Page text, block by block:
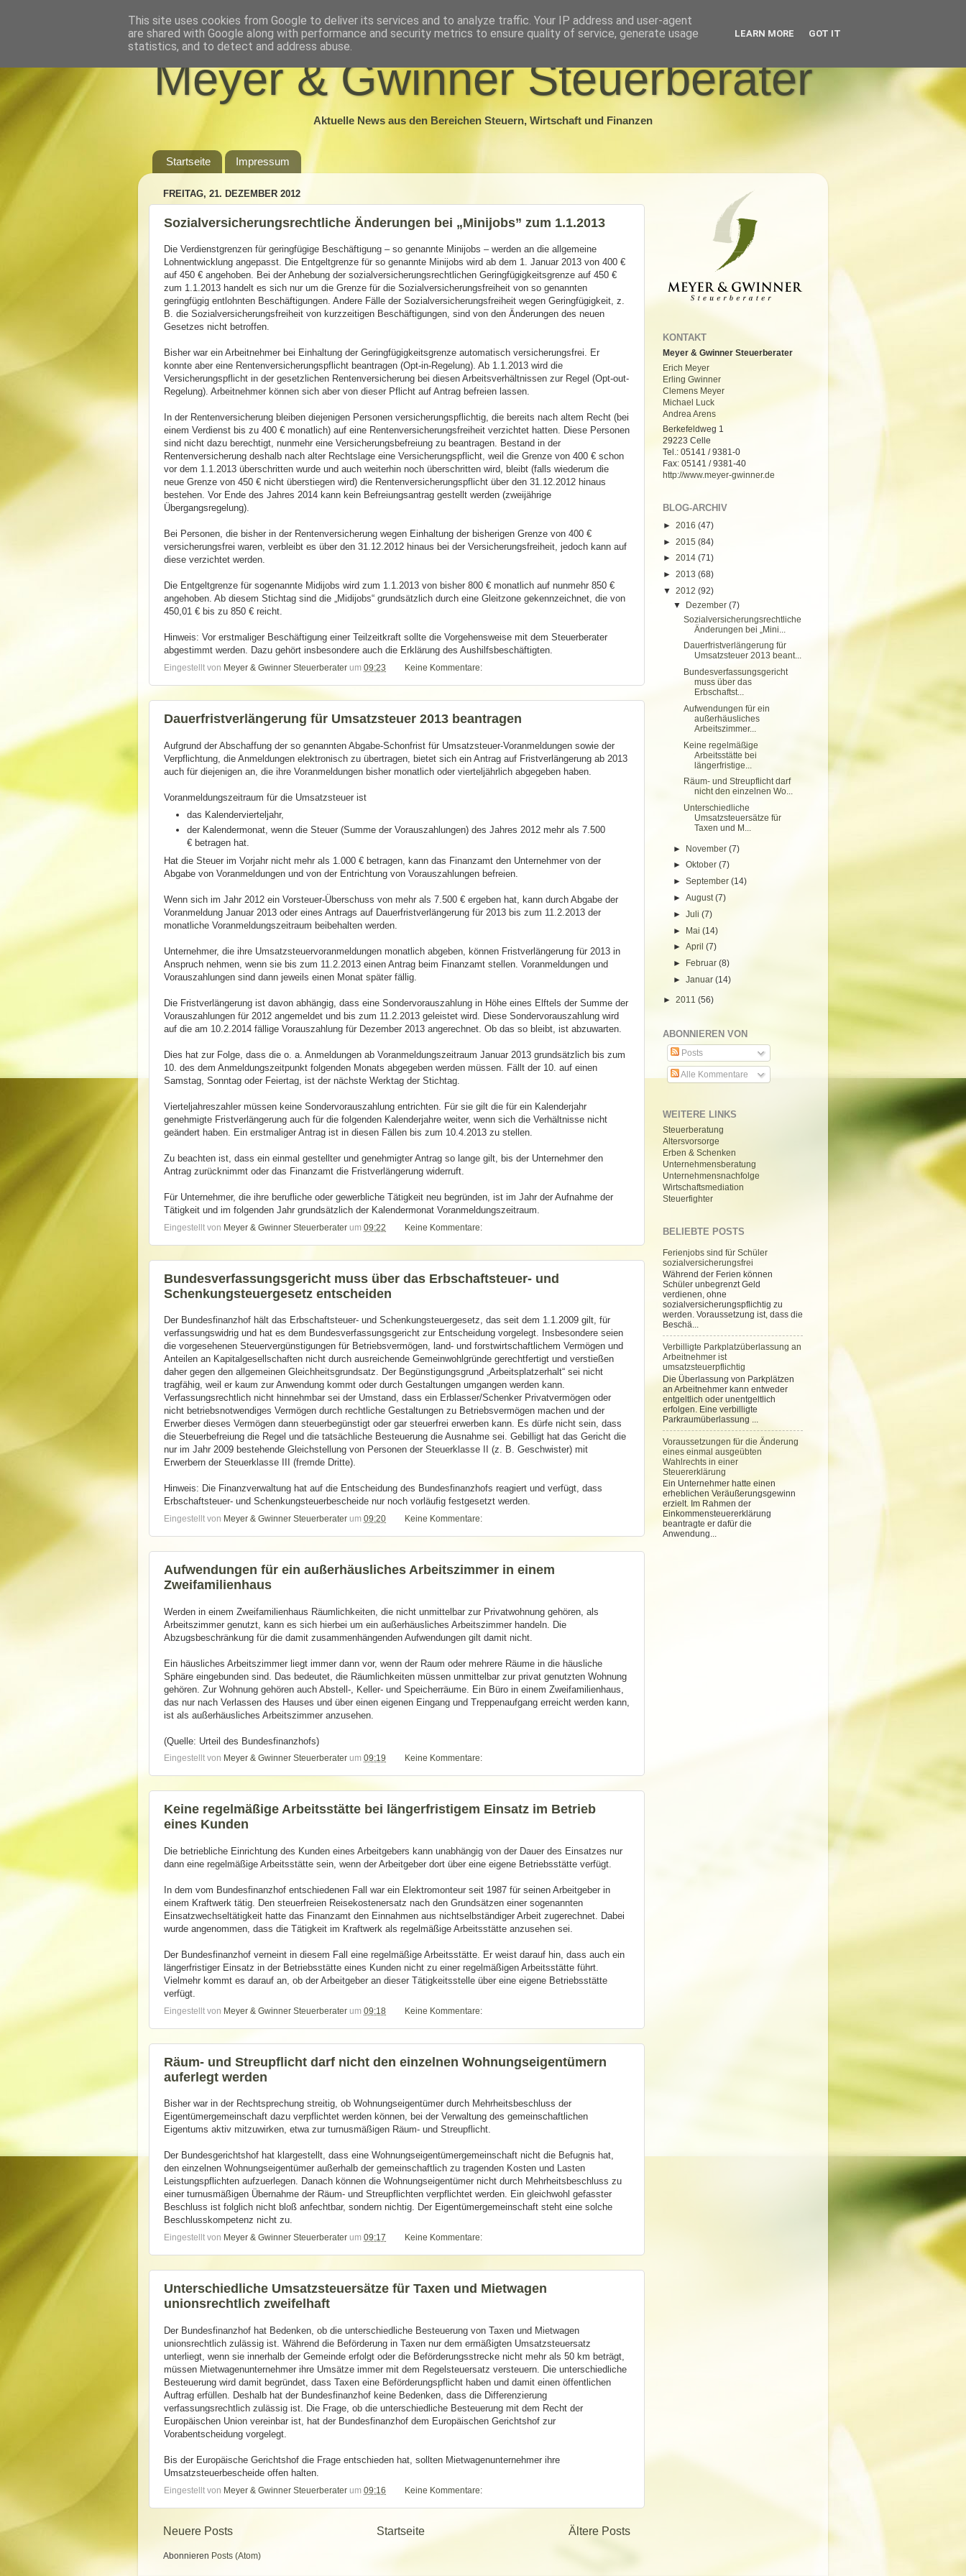
Meyer & Gwinner Steuerberater
Aktuelle News aus den Bereichen Steuern, Wirtschaft und Finanzen
Startseite Impressum
FREITAG, 21. DEZEMBER 2012
Sozialversicherungsrechtliche Änderungen bei „Minijobs” zum 1.1.2013
Die Verdienstgrenzen für geringfügige Beschäftigung – so genannte Minijobs – werden an die allgemeine
Lohnentwicklung angepasst. Die Entgeltgrenze für so genannte Minijobs wird ab dem 1. Januar 2013 von 400 €
auf 450 € angehoben. Bei der Anhebung der sozialversicherungsrechtlichen Geringfügigkeitsgrenze auf 450 €
zum 1.1.2013 handelt es sich nur um die Grenze für die Sozialversicherungsfreiheit von so genannten
geringfügig entlohnten Beschäftigungen. Andere Fälle der Sozialversicherungsfreiheit wegen Geringfügigkeit, z.
B. die Sozialversicherungsfreiheit von kurzzeitigen Beschäftigungen, sind von den Änderungen des neuen
Gesetzes nicht betroffen.
Bisher war ein Arbeitnehmer bei Einhaltung der Geringfügigkeitsgrenze automatisch versicherungsfrei. Er
konnte aber eine Rentenversicherungspflicht beantragen (Opt-in-Regelung). Ab 1.1.2013 wird die
Versicherungspflicht in der gesetzlichen Rentenversicherung bei diesen Arbeitsverhältnissen zur Regel (Opt-out-
Regelung). Arbeitnehmer können sich aber von dieser Pflicht auf Antrag befreien lassen.
In der Rentenversicherung bleiben diejenigen Personen versicherungspflichtig, die bereits nach altem Recht (bei
einem Verdienst bis zu 400 € monatlich) auf eine Rentenversicherungsfreiheit verzichtet hatten. Diese Personen
sind nicht dazu berechtigt, nunmehr eine Versicherungsbefreiung zu beantragen. Bestand in der
Rentenversicherung deshalb nach alter Rechtslage eine Versicherungspflicht, weil die Grenze von 400 € schon
vor dem 1.1.2013 überschritten wurde und auch weiterhin noch überschritten wird, bleibt (falls wiederum die
neue Grenze von 450 € nicht überstiegen wird) die Rentenversicherungspflicht über den 31.12.2012 hinaus
bestehen. Vor Ende des Jahres 2014 kann kein Befreiungsantrag gestellt werden (zweijährige
Übergangsregelung).
Bei Personen, die bisher in der Rentenversicherung wegen Einhaltung der bisherigen Grenze von 400 €
versicherungsfrei waren, verbleibt es über den 31.12.2012 hinaus bei der Versicherungsfreiheit, jedoch kann auf
diese verzichtet werden.
Die Entgeltgrenze für sogenannte Midijobs wird zum 1.1.2013 von bisher 800 € monatlich auf nunmehr 850 €
angehoben. Ab diesem Stichtag sind die „Midijobs“ grundsätzlich durch eine Gleitzone gekennzeichnet, die von
450,01 € bis zu 850 € reicht.
Hinweis: Vor erstmaliger Beschäftigung einer Teilzeitkraft sollte die Vorgehensweise mit dem Steuerberater
abgestimmt werden. Dazu gehört insbesondere auch die Erklärung des Aushilfsbeschäftigten.
Eingestellt von Meyer & Gwinner Steuerberater um 09:23 Keine Kommentare:
Dauerfristverlängerung für Umsatzsteuer 2013 beantragen
Aufgrund der Abschaffung der so genannten Abgabe-Schonfrist für Umsatzsteuer-Voranmeldungen sowie der
Verpflichtung, die Anmeldungen elektronisch zu übertragen, bietet sich ein Antrag auf Fristverlängerung ab 2013
auch für diejenigen an, die ihre Voranmeldungen bisher monatlich oder vierteljährlich abgegeben haben.
Voranmeldungszeitraum für die Umsatzsteuer ist
das Kalendervierteljahr,
der Kalendermonat, wenn die Steuer (Summe der Vorauszahlungen) des Jahres 2012 mehr als 7.500
€ betragen hat.
Hat die Steuer im Vorjahr nicht mehr als 1.000 € betragen, kann das Finanzamt den Unternehmer von der
Abgabe von Voranmeldungen und von der Entrichtung von Vorauszahlungen befreien.
Wenn sich im Jahr 2012 ein Vorsteuer-Überschuss von mehr als 7.500 € ergeben hat, kann durch Abgabe der
Voranmeldung Januar 2013 oder eines Antrags auf Dauerfristverlängerung für 2013 bis zum 11.2.2013 der
monatliche Voranmeldungszeitraum beibehalten werden.
Unternehmer, die ihre Umsatzsteuervoranmeldungen monatlich abgeben, können Fristverlängerung für 2013 in
Anspruch nehmen, wenn sie bis zum 11.2.2013 einen Antrag beim Finanzamt stellen. Voranmeldungen und
Vorauszahlungen sind dann jeweils einen Monat später fällig.
Die Fristverlängerung ist davon abhängig, dass eine Sondervorauszahlung in Höhe eines Elftels der Summe der
Vorauszahlungen für 2012 angemeldet und bis zum 11.2.2013 geleistet wird. Diese Sondervorauszahlung wird
auf die am 10.2.2014 fällige Vorauszahlung für Dezember 2013 angerechnet. Ob das so bleibt, ist abzuwarten.
Dies hat zur Folge, dass die o. a. Anmeldungen ab Voranmeldungszeitraum Januar 2013 grundsätzlich bis zum
10. des dem Anmeldungszeitpunkt folgenden Monats abgegeben werden müssen. Fällt der 10. auf einen
Samstag, Sonntag oder Feiertag, ist der nächste Werktag der Stichtag.
Vierteljahreszahler müssen keine Sondervorauszahlung entrichten. Für sie gilt die für ein Kalenderjahr
genehmigte Fristverlängerung auch für die folgenden Kalenderjahre weiter, wenn sich die Verhältnisse nicht
geändert haben. Ein erstmaliger Antrag ist in diesen Fällen bis zum 10.4.2013 zu stellen.
Zu beachten ist, dass ein einmal gestellter und genehmigter Antrag so lange gilt, bis der Unternehmer den
Antrag zurücknimmt oder das Finanzamt die Fristverlängerung widerruft.
Für Unternehmer, die ihre berufliche oder gewerbliche Tätigkeit neu begründen, ist im Jahr der Aufnahme der
Tätigkeit und im folgenden Jahr grundsätzlich der Kalendermonat Voranmeldungszeitraum.
Eingestellt von Meyer & Gwinner Steuerberater um 09:22 Keine Kommentare:
Bundesverfassungsgericht muss über das Erbschaftsteuer- und
Schenkungsteuergesetz entscheiden
Der Bundesfinanzhof hält das Erbschaftsteuer- und Schenkungsteuergesetz, das seit dem 1.1.2009 gilt, für
verfassungswidrig und hat es dem Bundesverfassungsgericht zur Entscheidung vorgelegt. Insbesondere seien
die vorgesehenen Steuervergünstigungen für Betriebsvermögen, land- und forstwirtschaftlichem Vermögen und
Anteilen an Kapitalgesellschaften nicht durch ausreichende Gemeinwohlgründe gerechtfertigt und verstießen
daher gegen den allgemeinen Gleichheitsgrundsatz. Der Begünstigungsgrund „Arbeitsplatzerhalt“ sei nicht
tragfähig, weil er kaum zur Anwendung kommt oder durch Gestaltungen umgangen werden kann.
Verfassungsrechtlich nicht hinnehmbar sei der Umstand, dass ein Erblasser/Schenker Privatvermögen oder
nicht betriebsnotwendiges Vermögen durch rechtliche Gestaltungen zu Betriebsvermögen machen und der
Erwerber dieses Vermögen dann steuerbegünstigt oder gar steuerfrei erwerben kann. Es dürfe nicht sein, dass
die Steuerbefreiung die Regel und die tatsächliche Besteuerung die Ausnahme sei. Gebilligt hat das Gericht die
nur im Jahr 2009 bestehende Gleichstellung von Personen der Steuerklasse II (z. B. Geschwister) mit
Erwerbern der Steuerklasse III (fremde Dritte).
Hinweis: Die Finanzverwaltung hat auf die Entscheidung des Bundesfinanzhofs reagiert und verfügt, dass
Erbschaftsteuer- und Schenkungsteuerbescheide nur noch vorläufig festgesetzt werden.
Eingestellt von Meyer & Gwinner Steuerberater um 09:20 Keine Kommentare:
Aufwendungen für ein außerhäusliches Arbeitszimmer in einem
Zweifamilienhaus
Werden in einem Zweifamilienhaus Räumlichkeiten, die nicht unmittelbar zur Privatwohnung gehören, als
Arbeitszimmer genutzt, kann es sich hierbei um ein außerhäusliches Arbeitszimmer handeln. Die
Abzugsbeschränkung für die damit zusammenhängenden Aufwendungen gilt damit nicht.
Ein häusliches Arbeitszimmer liegt immer dann vor, wenn der Raum oder mehrere Räume in die häusliche
Sphäre eingebunden sind. Das bedeutet, die Räumlichkeiten müssen unmittelbar zur privat genutzten Wohnung
gehören. Zur Wohnung gehören auch Abstell-, Keller- und Speicherräume. Ein Büro in einem Zweifamilienhaus,
das nur nach Verlassen des Hauses und über einen eigenen Eingang und Treppenaufgang erreicht werden kann,
ist als außerhäusliches Arbeitszimmer anzusehen.
(Quelle: Urteil des Bundesfinanzhofs)
Eingestellt von Meyer & Gwinner Steuerberater um 09:19 Keine Kommentare:
Keine regelmäßige Arbeitsstätte bei längerfristigem Einsatz im Betrieb
eines Kunden
Die betriebliche Einrichtung des Kunden eines Arbeitgebers kann unabhängig von der Dauer des Einsatzes nur
dann eine regelmäßige Arbeitsstätte sein, wenn der Arbeitgeber dort über eine eigene Betriebsstätte verfügt.
In dem vom Bundesfinanzhof entschiedenen Fall war ein Elektromonteur seit 1987 für seinen Arbeitgeber in
einem Kraftwerk tätig. Den steuerfreien Reisekostenersatz nach den Grundsätzen einer sogenannten
Einsatzwechseltätigkeit hatte das Finanzamt den Einnahmen aus nichtselbständiger Arbeit zugerechnet. Dabei
wurde angenommen, dass die Tätigkeit im Kraftwerk als regelmäßige Arbeitsstätte anzusehen sei.
Der Bundesfinanzhof verneint in diesem Fall eine regelmäßige Arbeitsstätte. Er weist darauf hin, dass auch ein
längerfristiger Einsatz in der Betriebsstätte eines Kunden nicht zu einer regelmäßigen Arbeitsstätte führt.
Vielmehr kommt es darauf an, ob der Arbeitgeber an dieser Tätigkeitsstelle über eine eigene Betriebsstätte
verfügt.
Eingestellt von Meyer & Gwinner Steuerberater um 09:18 Keine Kommentare:
Räum- und Streupflicht darf nicht den einzelnen Wohnungseigentümern
auferlegt werden
Bisher war in der Rechtsprechung streitig, ob Wohnungseigentümer durch Mehrheitsbeschluss der
Eigentümergemeinschaft dazu verpflichtet werden können, bei der Verwaltung des gemeinschaftlichen
Eigentums aktiv mitzuwirken, etwa zur turnusmäßigen Räum- und Streupflicht.
Der Bundesgerichtshof hat klargestellt, dass eine Wohnungseigentümergemeinschaft nicht die Befugnis hat,
den einzelnen Wohnungseigentümer außerhalb der gemeinschaftlich zu tragenden Kosten und Lasten
Leistungspflichten aufzuerlegen. Danach können die Wohnungseigentümer nicht durch Mehrheitsbeschluss zu
einer turnusmäßigen Übernahme der Räum- und Streupflichten verpflichtet werden. Ein gleichwohl gefasster
Beschluss ist folglich nicht bloß anfechtbar, sondern nichtig. Der Eigentümergemeinschaft steht eine solche
Beschlusskompetenz nicht zu.
Eingestellt von Meyer & Gwinner Steuerberater um 09:17 Keine Kommentare:
Unterschiedliche Umsatzsteuersätze für Taxen und Mietwagen
unionsrechtlich zweifelhaft
Der Bundesfinanzhof hat Bedenken, ob die unterschiedliche Besteuerung von Taxen und Mietwagen
unionsrechtlich zulässig ist. Während die Beförderung in Taxen nur dem ermäßigten Umsatzsteuersatz
unterliegt, wenn sie innerhalb der Gemeinde erfolgt oder die Beförderungsstrecke nicht mehr als 50 km beträgt,
müssen Mietwagenunternehmer ihre Umsätze immer mit dem Regelsteuersatz versteuern. Die unterschiedliche
Besteuerung wird damit begründet, dass Taxen eine Beförderungspflicht haben und damit einen öffentlichen
Auftrag erfüllen. Deshalb hat der Bundesfinanzhof keine Bedenken, dass die Differenzierung
verfassungsrechtlich zulässig ist. Die Frage, ob die unterschiedliche Besteuerung mit dem Recht der
Europäischen Union vereinbar ist, hat der Bundesfinanzhof dem Europäischen Gerichtshof zur
Vorabentscheidung vorgelegt.
Bis der Europäische Gerichtshof die Frage entschieden hat, sollten Mietwagenunternehmer ihre
Umsatzsteuerbescheide offen halten.
Eingestellt von Meyer & Gwinner Steuerberater um 09:16 Keine Kommentare:
Neuere Posts Ältere Posts
Startseite
Abonnieren Posts (Atom)
KONTAKT
Meyer & Gwinner Steuerberater
Erich Meyer
Erling Gwinner
Clemens Meyer
Michael Luck
Andrea Arens
Berkefeldweg 1
29223 Celle
Tel.: 05141 / 9381-0
Fax: 05141 / 9381-40
http://www.meyer-gwinner.de
BLOG-ARCHIV
► 2016 (47)
► 2015 (84)
► 2014 (71)
► 2013 (68)
▼ 2012 (92)
▼ Dezember(7)
Sozialversicherungsrechtliche
Änderungen bei „Mini...
Dauerfristverlängerung für
Umsatzsteuer 2013 beant...
Bundesverfassungsgericht
muss über das
Erbschaftst...
Aufwendungen für ein
außerhäusliches
Arbeitszimmer...
Keine regelmäßige
Arbeitsstätte bei
längerfristige...
Räum- und Streupflicht darf
nicht den einzelnen Wo...
Unterschiedliche
Umsatzsteuersätze für
Taxen und M...
► November(7)
►Oktober(7)
►September(14)
►August(7)
►Juli(7)
► Mai(14)
►April(7)
►
Februar(8)
►Januar(14)
► 2011 (56)
ABONNIEREN VON
Posts
Alle Kommentare
WEITERE LINKS
Steuerberatung
Altersvorsorge
Erben & Schenken
Unternehmensberatung
Unternehmensnachfolge
Wirtschaftsmediation
Steuerfighter
BELIEBTE POSTS
Ferienjobs sind für Schüler
sozialversicherungsfrei
Während der Ferien können
Schüler unbegrenzt Geld
verdienen, ohne
sozialversicherungspflichtig zu
werden. Voraussetzung ist, dass die
Beschä...
Verbilligte Parkplatzüberlassung an
Arbeitnehmer ist
umsatzsteuerpflichtig
Die Überlassung von Parkplätzen
an Arbeitnehmer kann entweder
entgeltlich oder unentgeltlich
erfolgen. Eine verbilligte
Parkraumüberlassung ...
Voraussetzungen für die Änderung
eines einmal ausgeübten
Wahlrechts in einer
Steuererklärung
Ein Unternehmer hatte einen
erheblichen Veräußerungsgewinn
erzielt. Im Rahmen der
Einkommensteuererklärung
beantragte er dafür die
Anwendung...
This site uses cookies from Google to deliver its services and to analyze traffic. Your IP address and user-agent
are shared with Google along with performance and security metrics to ensure quality of service, generate usage
statistics, and to detect and address abuse.
LEARN MORE GOT IT